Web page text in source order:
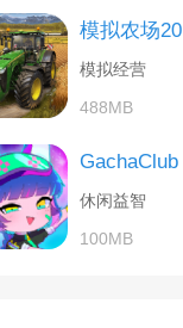
模拟农场20
模拟经营
488MB
GachaClub
休闲益智
100MB